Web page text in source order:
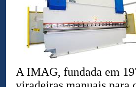
A IMAG, fundada em